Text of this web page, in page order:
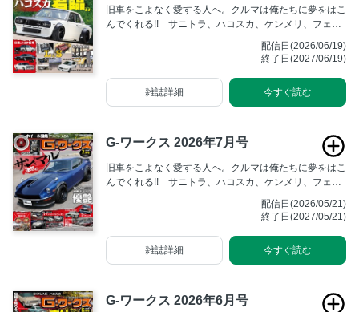
旧車をこよなく愛する人へ。クルマは俺たちに夢をはこ
んでくれる!! サニトラ、ハコスカ、ケンメリ、フェア
レディZ、そしてハチロク……。いつまでも輝きを失わ
ず人々を魅了する旧車たち。あの頃そのままの雰囲気を
ガジンです。
配信日(2026/06/19)
終了日(2027/06/19)
今すぐ読む
雑誌詳細
G-ワークス 2026年7月号
旧車をこよなく愛する人へ。クルマは俺たちに夢をはこ
んでくれる!! サニトラ、ハコスカ、ケンメリ、フェア
レディZ、そしてハチロク……。いつまでも輝きを失わ
ず人々を魅了する旧車たち。あの頃そのままの雰囲気を
ガジンです。
配信日(2026/05/21)
終了日(2027/05/21)
今すぐ読む
雑誌詳細
G-ワークス 2026年6月号